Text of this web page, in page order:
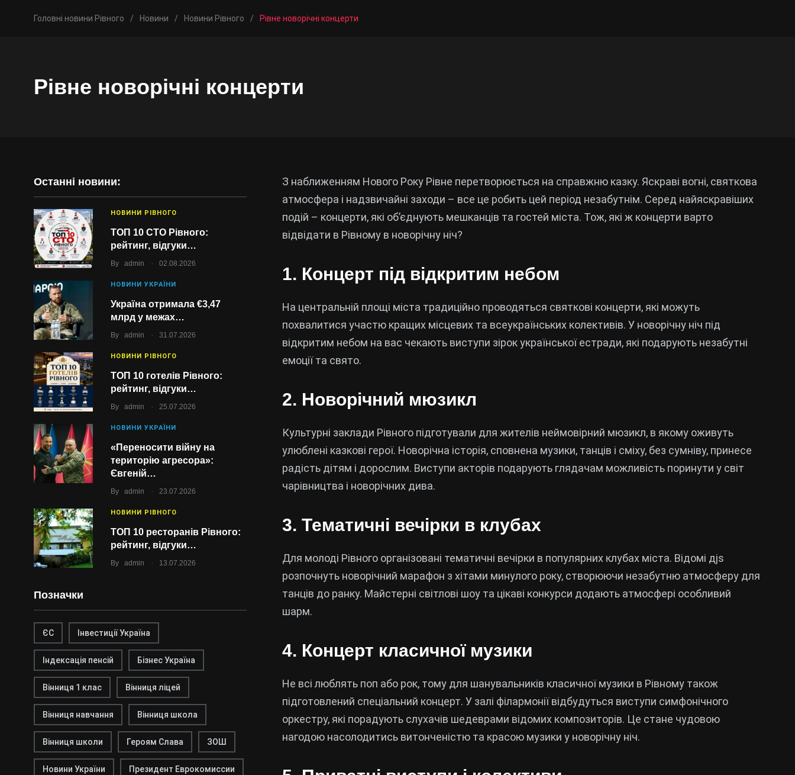
Головні новини Рівного / Новини / Новини Рівного / Рівне новорічні концерти
Рівне новорічні концерти
Останні новини:
НОВИНИ РІВНОГО
ТОП 10 СТО Рівного:
рейтинг, відгуки…
By admin . 02.08.2026
НОВИНИ УКРАЇНИ
Україна отримала €3,47
млрд у межах…
By admin . 31.07.2026
НОВИНИ РІВНОГО
ТОП 10 готелів Рівного:
рейтинг, відгуки…
By admin . 25.07.2026
НОВИНИ УКРАЇНИ
«Переносити війну на
територію агресора»:
Євгеній…
By admin . 23.07.2026
НОВИНИ РІВНОГО
ТОП 10 ресторанів Рівного:
рейтинг, відгуки…
By admin . 13.07.2026
Позначки
ЄС Інвестиції Україна
Індексація пенсій Бізнес Україна
Вінниця 1 клас Вінниця ліцей
Вінниця навчання Вінниця школа
Вінниця школи Героям Слава ЗОШ
Новини України Президент Еврокомиссии
З наближенням Нового Року Рівне перетворюється на справжню казку. Яскраві вогні, святкова
атмосфера і надзвичайні заходи – все це робить цей період незабутнім. Серед найяскравіших
подій – концерти, які об’єднують мешканців та гостей міста. Тож, які ж концерти варто
відвідати в Рівному в новорічну ніч?
1. Концерт під відкритим небом
На центральній площі міста традиційно проводяться святкові концерти, які можуть
похвалитися участю кращих місцевих та всеукраїнських колективів. У новорічну ніч під
відкритим небом на вас чекають виступи зірок української естради, які подарують незабутні
емоції та свято.
2. Новорічний мюзикл
Культурні заклади Рівного підготували для жителів неймовірний мюзикл, в якому оживуть
улюблені казкові герої. Новорічна історія, сповнена музики, танців і сміху, без сумніву, принесе
радість дітям і дорослим. Виступи акторів подарують глядачам можливість поринути у світ
чарівництва і новорічних дива.
3. Тематичні вечірки в клубах
Для молоді Рівного організовані тематичні вечірки в популярних клубах міста. Відомі дjs
розпочнуть новорічний марафон з хітами минулого року, створюючи незабутню атмосферу для
танців до ранку. Майстерні світлові шоу та цікаві конкурси додають атмосфері особливий
шарм.
4. Концерт класичної музики
Не всі люблять поп або рок, тому для шанувальників класичної музики в Рівному також
підготовлений спеціальний концерт. У залі філармонії відбудуться виступи симфонічного
оркестру, які порадують слухачів шедеврами відомих композиторів. Це стане чудовою
нагодою насолодитись витонченістю та красою музики у новорічну ніч.